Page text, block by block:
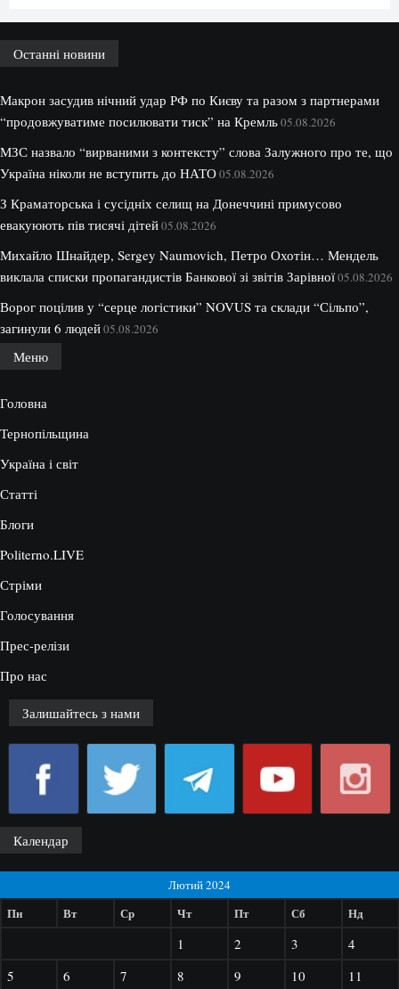
Останні новини
Макрон засудив нічний удар РФ по Києву та разом з партнерами
“продовжуватиме посилювати тиск” на Кремль05.08.2026
МЗС назвало “вирваними з контексту” слова Залужного про те, що
Україна ніколи не вступить до НАТО05.08.2026
З Краматорська і сусідніх селищ на Донеччині примусово
евакуюють пів тисячі дітей05.08.2026
Михайло Шнайдер, Sergey Naumovich, Петро Охотін… Мендель
виклала списки пропагандистів Банкової зі звітів Зарівної05.08.2026
Ворог поцілив у “серце логістики” NOVUS та склади “Сільпо”,
загинули 6 людей05.08.2026
Меню
Головна
Тернопільщина
Україна і світ
Статті
Блоги
Politerno.LIVE
Стріми
Голосування
Прес-релізи
Про нас
Залишайтесь з нами
Календар
Лютий 2024
Пн Вт Ср Чт Пт Сб Нд
1 2 3
4
5
6 7 8 9 10 11